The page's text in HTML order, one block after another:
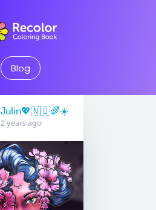
Blog
Julin💖🇳🇴🌈☀️
2 years ago